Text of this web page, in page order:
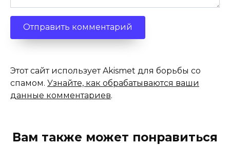
Этот сайт использует Akismet для борьбы со
спамом. Узнайте, как обрабатываются ваши
данные комментариев.
Вам также может понравиться